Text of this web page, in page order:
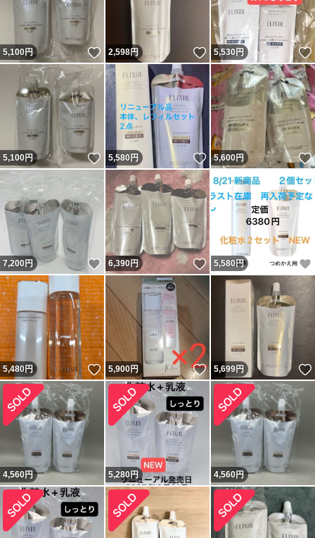
5,100円 いいね！
2,598円 いいね！
5,530 円
5,100円 いいね！
5,580円 いいね！
5,600円
7,200円 いいね！
6,390円 いいね！
5,580円
5,480円 いいね！
5,900円 いいね！
5,699円
4,560円 5,280円 4,560円